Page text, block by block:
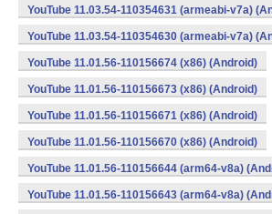
YouTube 11.03.54-110354631 (armeabi-v7a)
YouTube 11.03.54-110354630 (armeabi-v7a)
YouTube 11.01.56-110156674 (x86) (Android)
YouTube 11.01.56-110156673 (x86) (Android)
YouTube 11.01.56-110156671 (x86) (Android)
YouTube 11.01.56-110156670 (x86) (Android)
YouTube 11.01.56-110156644 (arm64-v8a)
YouTube 11.01.56-110156643 (arm64-v8a)